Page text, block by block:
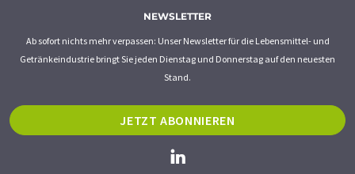
NEWSLETTER
Ab sofort nichts mehr verpassen: Unser Newsletter für die Lebensmittel- und
Getränkeindustrie bringt Sie jeden Dienstag und Donnerstag auf den neuesten
Stand.
JETZT ABONNIEREN